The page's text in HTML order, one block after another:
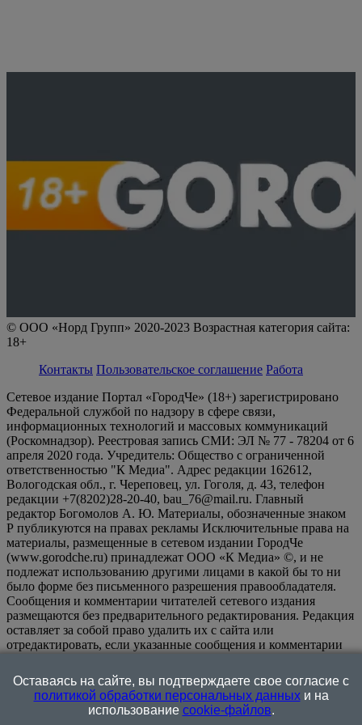
© ООО «Норд Групп» 2020-2023 Возрастная категория сайта:
18+
Контакты Пользовательское соглашение Работа
Сетевое издание Портал «ГородЧе» (18+) зарегистрировано
Федеральной службой по надзору в сфере связи,
информационных технологий и массовых коммуникаций
(Роскомнадзор). Реестровая запись СМИ: ЭЛ № 77 - 78204 от 6
апреля 2020 года. Учредитель: Общество с ограниченной
ответственностью "К Медиа". Адрес редакции 162612,
Вологодская обл., г. Череповец, ул. Гоголя, д. 43, телефон
редакции +7(8202)28-20-40, bau_76@mail.ru. Главный
редактор Богомолов А. Ю. Материалы, обозначенные знаком
Р публикуются на правах рекламы Исключительные права на
материалы, размещенные в сетевом издании ГородЧе
(www.gorodche.ru) принадлежат ООО «К Медиа» ©, и не
подлежат использованию другими лицами в какой бы то ни
было форме без письменного разрешения правообладателя.
Сообщения и комментарии читателей сетевого издания
размещаются без предварительного редактирования. Редакция
оставляет за собой право удалить их с сайта или
отредактировать, если указанные сообщения и комментарии
или нарушением иных требований закона.
информационном ресурсе применяются рекомендательные
технологии (информационные технологии предоставления
информации на основе сбора, систематизации и анализа
Оставаясь на сайте, вы подтверждаете свое согласие с
политикой обработки персональных данныхи на
использование cookie-файлов.